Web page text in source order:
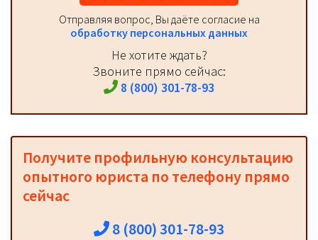
Отправляя вопрос, Вы даёте согласие на
обработку персональных данных
Не хотите ждать?
Звоните прямо сейчас:
8 (800) 301-78-93
Получите профильную консультацию
опытного юриста по телефону прямо
сейчас
8 (800) 301-78-93